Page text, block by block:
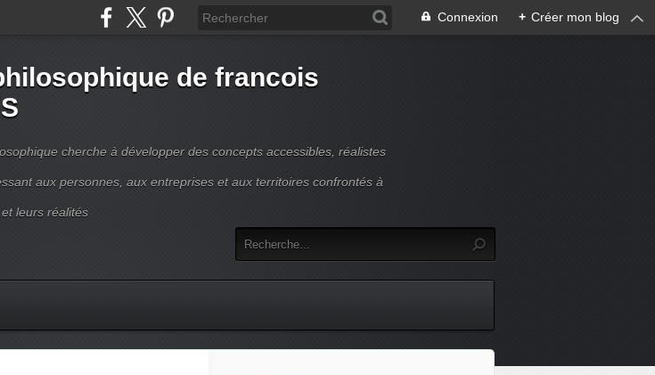
Connexion + Créer mon blog
de francois
cherche à développer des concepts accessibles, réalistes
aux personnes, aux entreprises et aux territoires confrontés à
leurs réalités